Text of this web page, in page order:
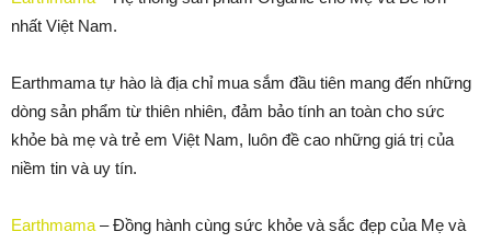
nhất Việt Nam.
Earthmama tự hào là địa chỉ mua sắm đầu tiên mang đến những
dòng sản phẩm từ thiên nhiên, đảm bảo tính an toàn cho sức
khỏe bà mẹ và trẻ em Việt Nam, luôn đề cao những giá trị của
niềm tin và uy tín.
Earthmama – Đồng hành cùng sức khỏe và sắc đẹp của Mẹ và